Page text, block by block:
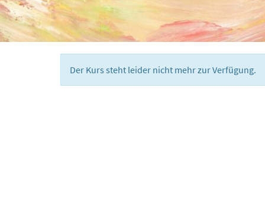
Der Kurs steht leider nicht mehr zur Verfügung.